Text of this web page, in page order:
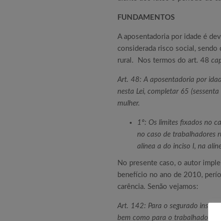
FUNDAMENTOS
A aposentadoria por idade é
considerada risco social, sendo
rural. Nos termos do art. 48
Art. 48: A aposentadoria por
nesta Lei, completar 65
mulher.
1º: Os limites fixados no
no caso de trabalhadores
alínea a do inciso I, na
No presente caso, o autor
benefício no ano de 2010,
carência. Senão vejamos:
Art. 142: Para o segurado
bem como para o trabalhador e